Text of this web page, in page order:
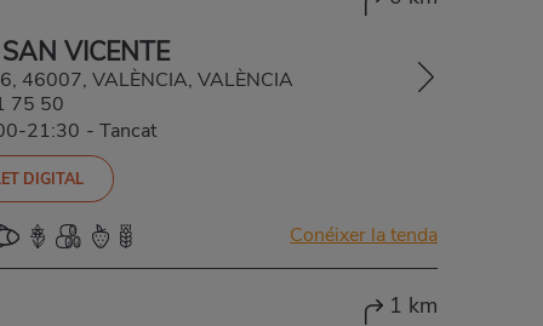
VICENTE
46007, VALÈNCIA, VALÈNCIA
75 50
21:30 - Tancat
DIGITAL
Conéixer la tenda
1 km